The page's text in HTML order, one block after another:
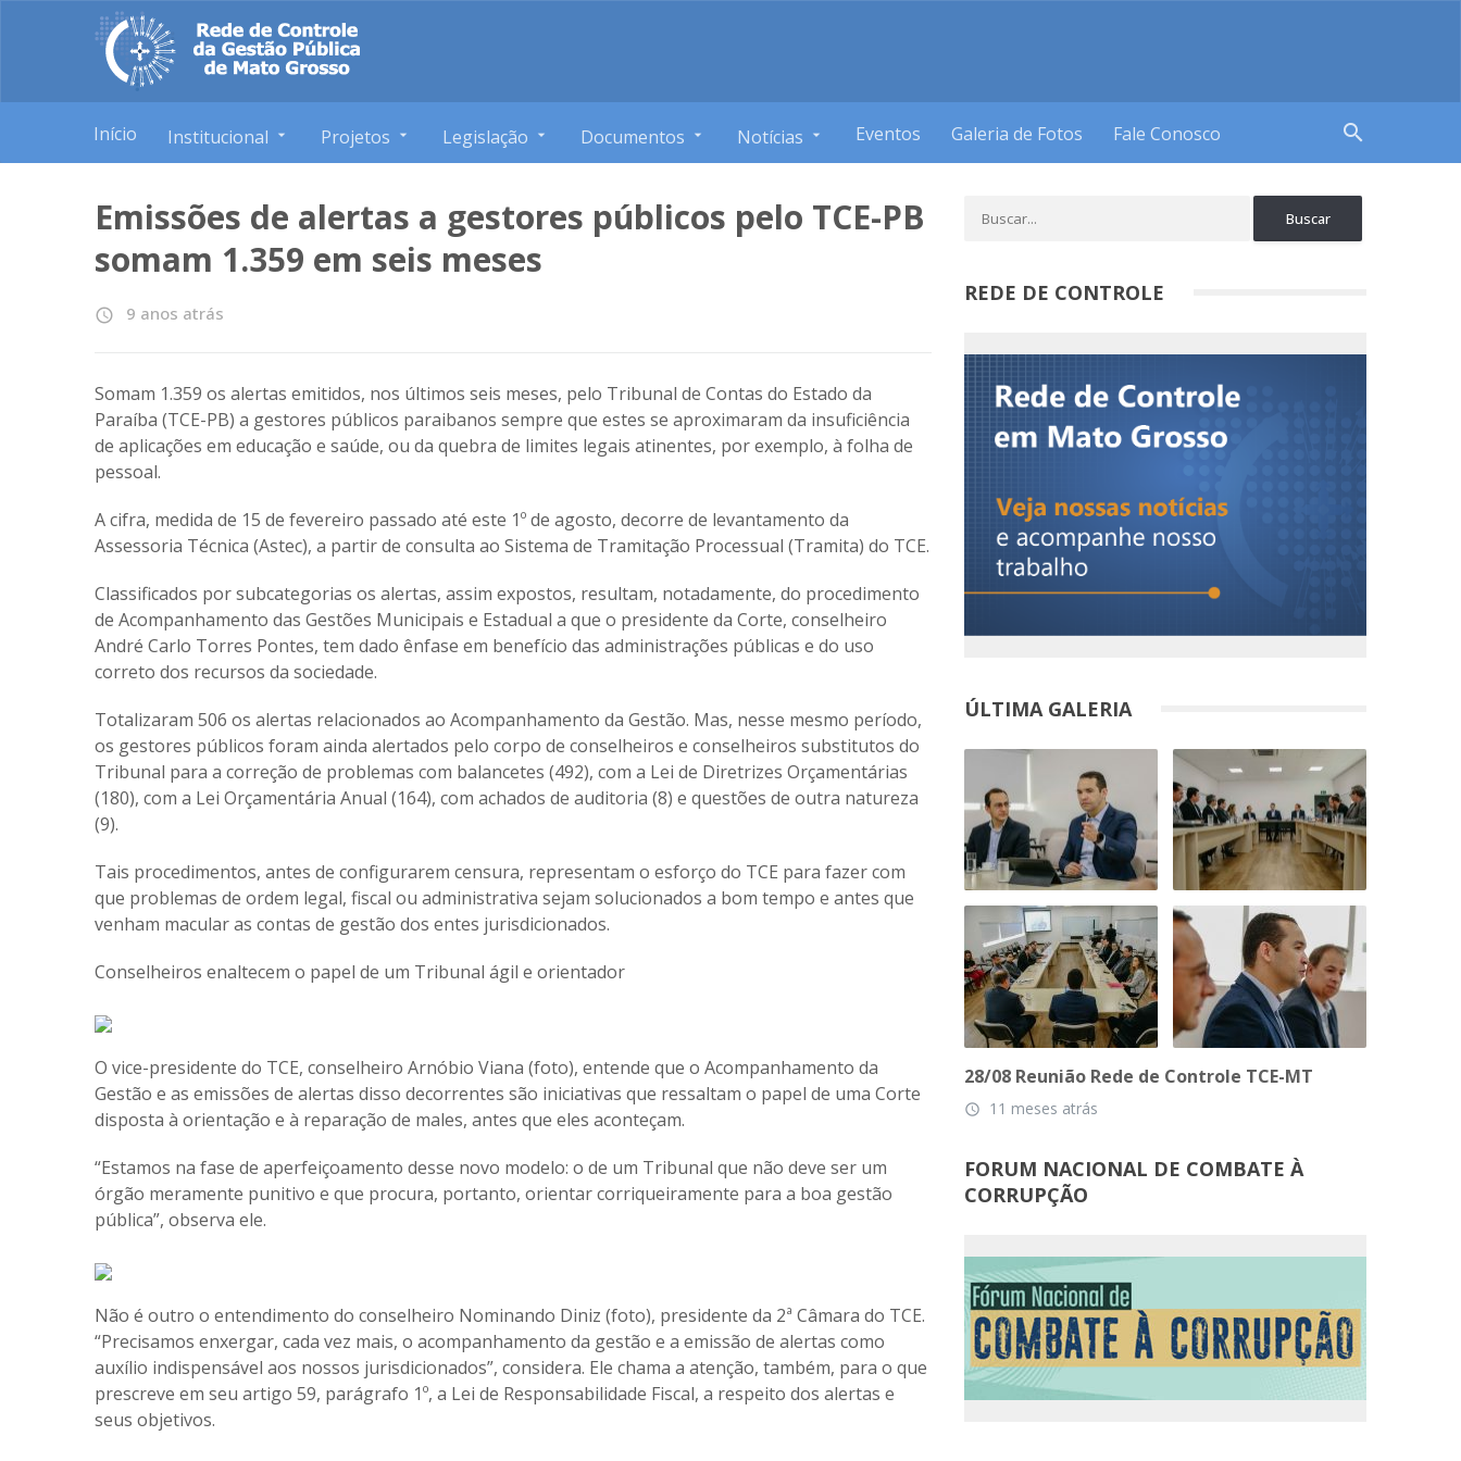
Início Institucional Projetos Legislação Documentos Notícias Eventos Galeria de Fotos Fale Conosco search
Emissões de alertas a gestores públicos pelo TCE-PB
somam 1.359 em seis meses
access_time 9 anos atrás
Somam 1.359 os alertas emitidos, nos últimos seis meses, pelo Tribunal de Contas do Estado da
Paraíba (TCE-PB) a gestores públicos paraibanos sempre que estes se aproximaram da insuficiência
de aplicações em educação e saúde, ou da quebra de limites legais atinentes, por exemplo, à folha de
pessoal.
A cifra, medida de 15 de fevereiro passado até este 1º de agosto, decorre de levantamento da
Assessoria Técnica (Astec), a partir de consulta ao Sistema de Tramitação Processual (Tramita) do TCE.
Classificados por subcategorias os alertas, assim expostos, resultam, notadamente, do procedimento
de Acompanhamento das Gestões Municipais e Estadual a que o presidente da Corte, conselheiro
André Carlo Torres Pontes, tem dado ênfase em benefício das administrações públicas e do uso
correto dos recursos da sociedade.
Totalizaram 506 os alertas relacionados ao Acompanhamento da Gestão. Mas, nesse mesmo período,
os gestores públicos foram ainda alertados pelo corpo de conselheiros e conselheiros substitutos do
Tribunal para a correção de problemas com balancetes (492), com a Lei de Diretrizes Orçamentárias
(180), com a Lei Orçamentária Anual (164), com achados de auditoria (8) e questões de outra natureza
(9).
Tais procedimentos, antes de configurarem censura, representam o esforço do TCE para fazer com
que problemas de ordem legal, fiscal ou administrativa sejam solucionados a bom tempo e antes que
venham macular as contas de gestão dos entes jurisdicionados.
Conselheiros enaltecem o papel de um Tribunal ágil e orientador
O vice-presidente do TCE, conselheiro Arnóbio Viana (foto), entende que o Acompanhamento da
Gestão e as emissões de alertas disso decorrentes são iniciativas que ressaltam o papel de uma Corte
disposta à orientação e à reparação de males, antes que eles aconteçam.
“Estamos na fase de aperfeiçoamento desse novo modelo: o de um Tribunal que não deve ser um
órgão meramente punitivo e que procura, portanto, orientar corriqueiramente para a boa gestão
pública”, observa ele.
Não é outro o entendimento do conselheiro Nominando Diniz (foto), presidente da 2ª Câmara do TCE.
“Precisamos enxergar, cada vez mais, o acompanhamento da gestão e a emissão de alertas como
auxílio indispensável aos nossos jurisdicionados”, considera. Ele chama a atenção, também, para o que
prescreve em seu artigo 59, parágrafo 1º, a Lei de Responsabilidade Fiscal, a respeito dos alertas e
seus objetivos.
REDE DE CONTROLE
ÚLTIMA GALERIA
28/08 Reunião Rede de Controle TCE-MT
access_time 11 meses atrás
FORUM NACIONAL DE COMBATE À
CORRUPÇÃO